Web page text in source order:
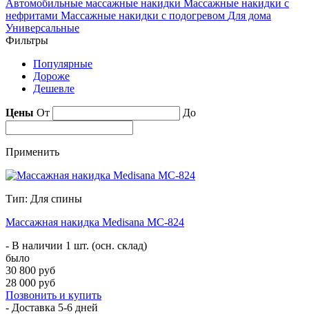
Автомобильные массажные накидки Массажные накидки с
нефритами Массажные накидки с подогревом Для дома
Универсальные
Фильтры
Популярные
Дороже
Дешевле
Цены От До
Применить
Тип: Для спины
Массажная накидка Medisana MC-824
- В наличии 1 шт. (осн. склад)
было
30 800 руб
28 000 руб
Позвонить и купить
- Доставка 5-6 дней